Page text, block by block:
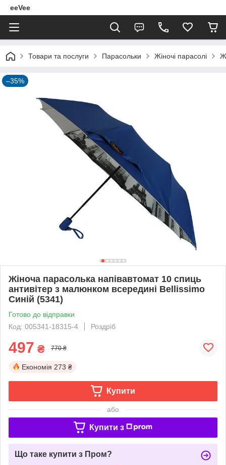
eeVee
Товари та послуги Парасольки Жіночі парасолі
–35%
Жіноча парасолька напівавтомат 10 спиць
антивітер з малюнком всередині Bellissimo
Синій (5341)
Готово до відправки
Код: 005341-18315-4
Роздріб
497 ₴ 770 ₴
Економія 273 ₴
Купити
або
Купити з
Що таке купити з Пром?